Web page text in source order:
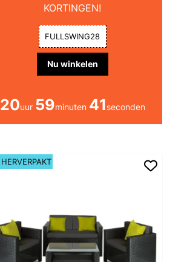
KORTINGEN!
FULLSWING28
Nu winkelen
20uur 59minuten 40seconden
HERVERPAKT